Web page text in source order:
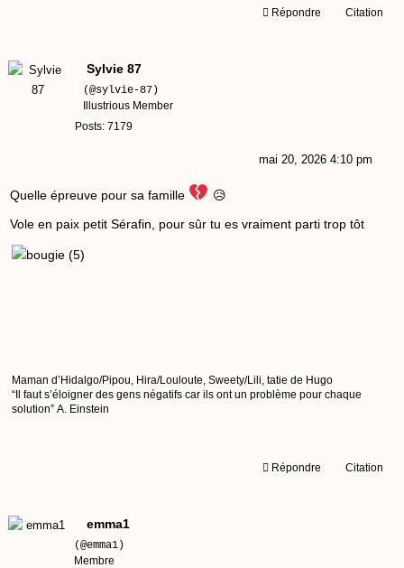
Répondre Citation
Sylvie 87
(@sylvie-87)
Illustrious Member
Posts: 7179
mai 20, 2026 4:10 pm
Quelle épreuve pour sa famille
😥
Vole en paix petit Sérafin, pour sûr tu es vraiment parti trop tôt
Maman d’Hidalgo/Pipou, Hira/Louloute, Sweety/Lili, tatie de Hugo
“Il faut s’éloigner des gens négatifs car ils ont un problème pour chaque
solution” A. Einstein
Répondre Citation
emma1
(@emma1)
Membre